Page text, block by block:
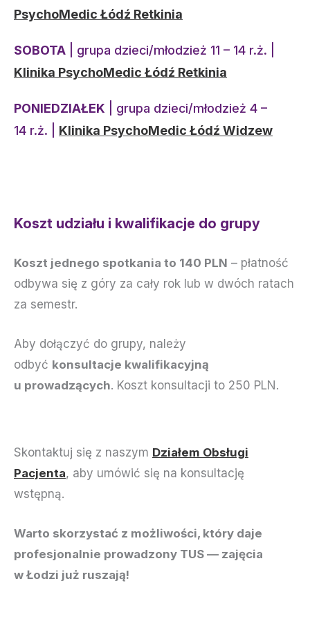
PsychoMedic Łódź Retkinia
SOBOTA | grupa dzieci/młodzież 11 – 14 r.ż. |
Klinika PsychoMedic Łódź Retkinia
PONIEDZIAŁEK | grupa dzieci/młodzież 4 –
14 r.ż. |
Klinika PsychoMedic Łódź Widzew
Koszt udziału i kwalifikacje do grupy
Koszt jednego spotkania to 140 PLN – płatność
odbywa się z góry za cały rok lub w dwóch ratach
za semestr.
Aby dołączyć do grupy, należy
odbyć konsultacje kwalifikacyjną
u prowadzących. Koszt konsultacji to 250 PLN.
Skontaktuj się z naszym Działem Obsługi
Pacjenta, aby umówić się na konsultację
wstępną.
Warto skorzystać z możliwości, który daje
profesjonalnie prowadzony TUS — zajęcia
w Łodzi już ruszają!